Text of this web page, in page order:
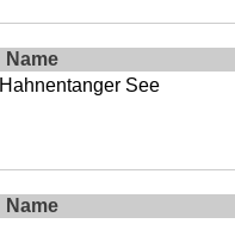
Name
See
Name